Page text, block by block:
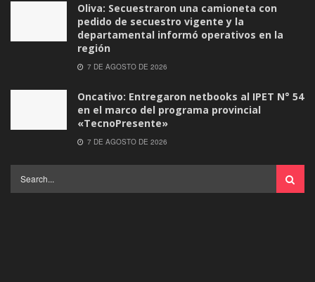
Oliva: Secuestraron una camioneta con
pedido de secuestro vigente y la
departamental informó operativos en la
región
7 DE AGOSTO DE 2026
Oncativo: Entregaron netbooks al IPET N° 54
en el marco del programa provincial
«TecnoPresente»
7 DE AGOSTO DE 2026